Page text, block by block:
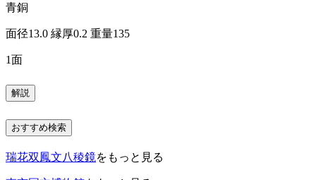
青銅
面径13.0 縁厚0.2 重量135
1面
解説
おすすめ検索
瑞花双鳳文八稜鏡をもっと見る